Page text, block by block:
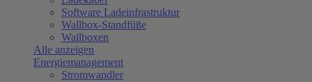
Software Ladeinfrastruktur
Wallbox-Standfüße
Wallboxen
Alle anzeigen
Energiemanagement
Stromwandler